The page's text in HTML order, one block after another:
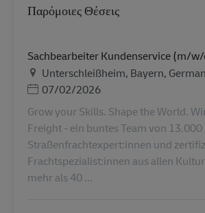
Παρόμοιες Θέσεις
Sachbearbeiter Kundenservice (m/
Τοποθεσία
Unterschleißheim, Bayern,
Ημερομηνία Ανάρτησης
07/02/2026
Grow your Skills. Shape the World.
Freight - ein buntes Team von 13.000
Straßenfrachtexpert:innen und
Frachtspezialist:innen aus allen
mehr als 40 ...